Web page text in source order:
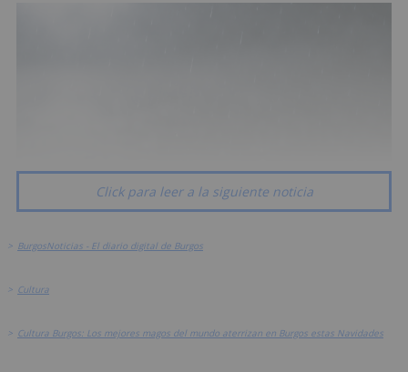
Click para leer a la siguiente noticia
> BurgosNoticias - El diario digital de Burgos
> Cultura
> Cultura Burgos: Los mejores magos del mundo aterrizan en Burgos estas Navidades